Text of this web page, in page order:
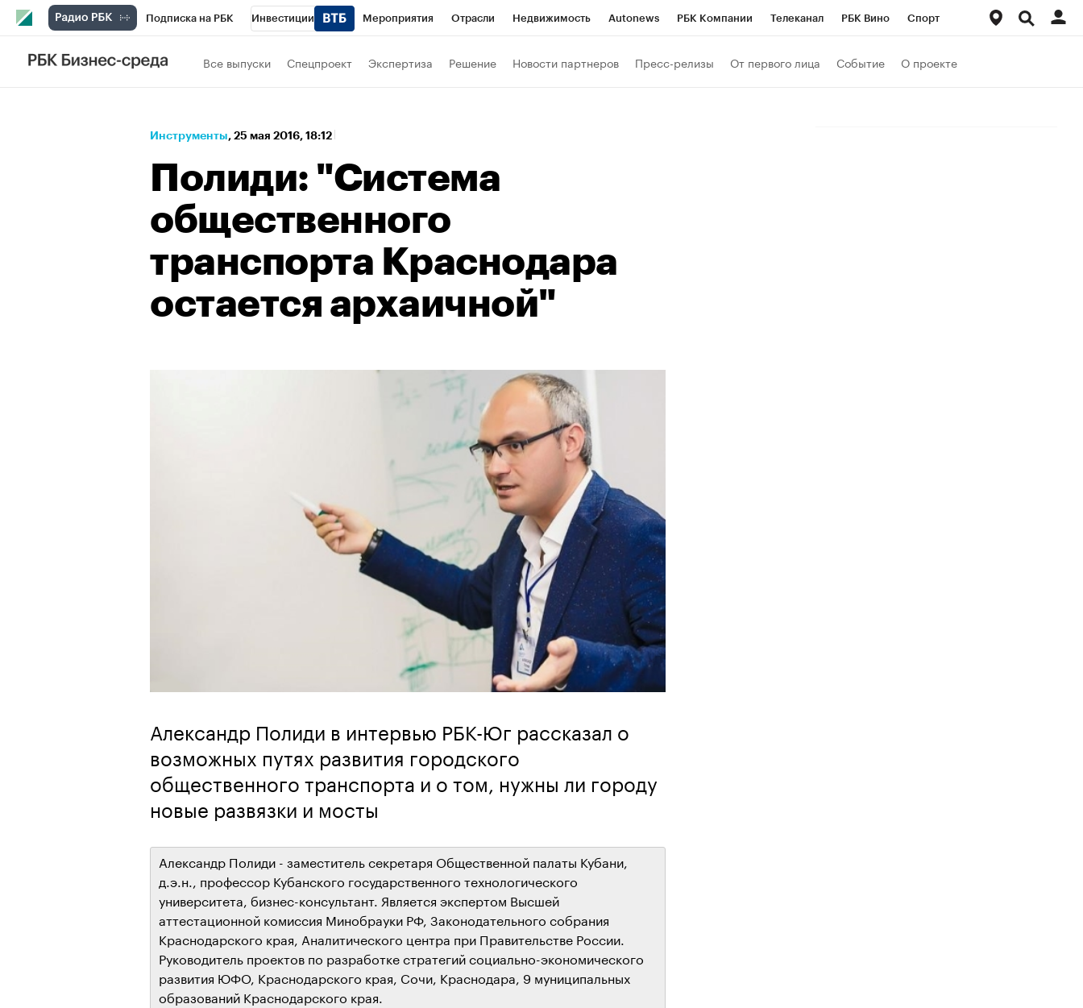
Подписка на РБК Инвестиции Мероприятия Отрасли Недвижимость Autonews РБК Компании Телеканал РБК Вино Спорт
Школа управления РБК
Все выпуски Спецпроект Экспертиза Решение Новости партнеров Пресс-релизы От первого лица Событие О проекте
Инструменты⁠, 25 мая 2016, 18:12
Полиди: "Система
общественного
транспорта Краснодара
остается архаичной"
Александр Полиди в интервью РБК-Юг рассказал о
возможных путях развития городского
общественного транспорта и о том, нужны ли городу
новые развязки и мосты
Александр Полиди - заместитель секретаря Общественной палаты Кубани,
д.э.н., профессор Кубанского государственного технологического
университета, бизнес-консультант. Является экспертом Высшей
аттестационной комиссия Минобрауки РФ, Законодательного собрания
Краснодарского края, Аналитического центра при Правительстве России.
Руководитель проектов по разработке стратегий социально-экономического
развития ЮФО, Краснодарского края, Сочи, Краснодара, 9 муниципальных
образований Краснодарского края.